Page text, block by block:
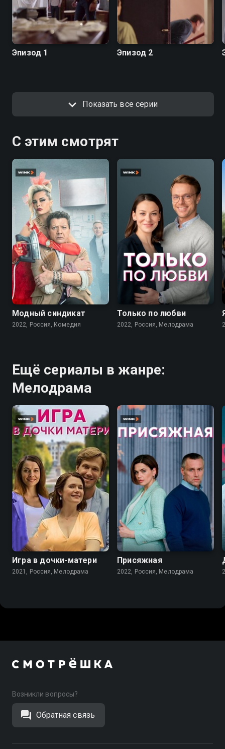
Эпизод 1 Эпизод 2
Показать все серии
С этим смотрят
7.6
Модный синдикат
2022, Россия, Комедия
Только по любви
2022, Россия, Мелодрама
Ещё сериалы в жанре:
Мелодрама
7.2
Игра в дочки-матери
2021, Россия, Мелодрама
6.8
Присяжная
2022, Россия, Мелодрама
Возникли вопросы?
Обратная связь